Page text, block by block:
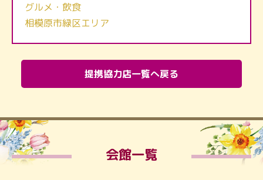
グルメ・飲食
相模原市緑区エリア
提携協力店一覧へ戻る
会館一覧